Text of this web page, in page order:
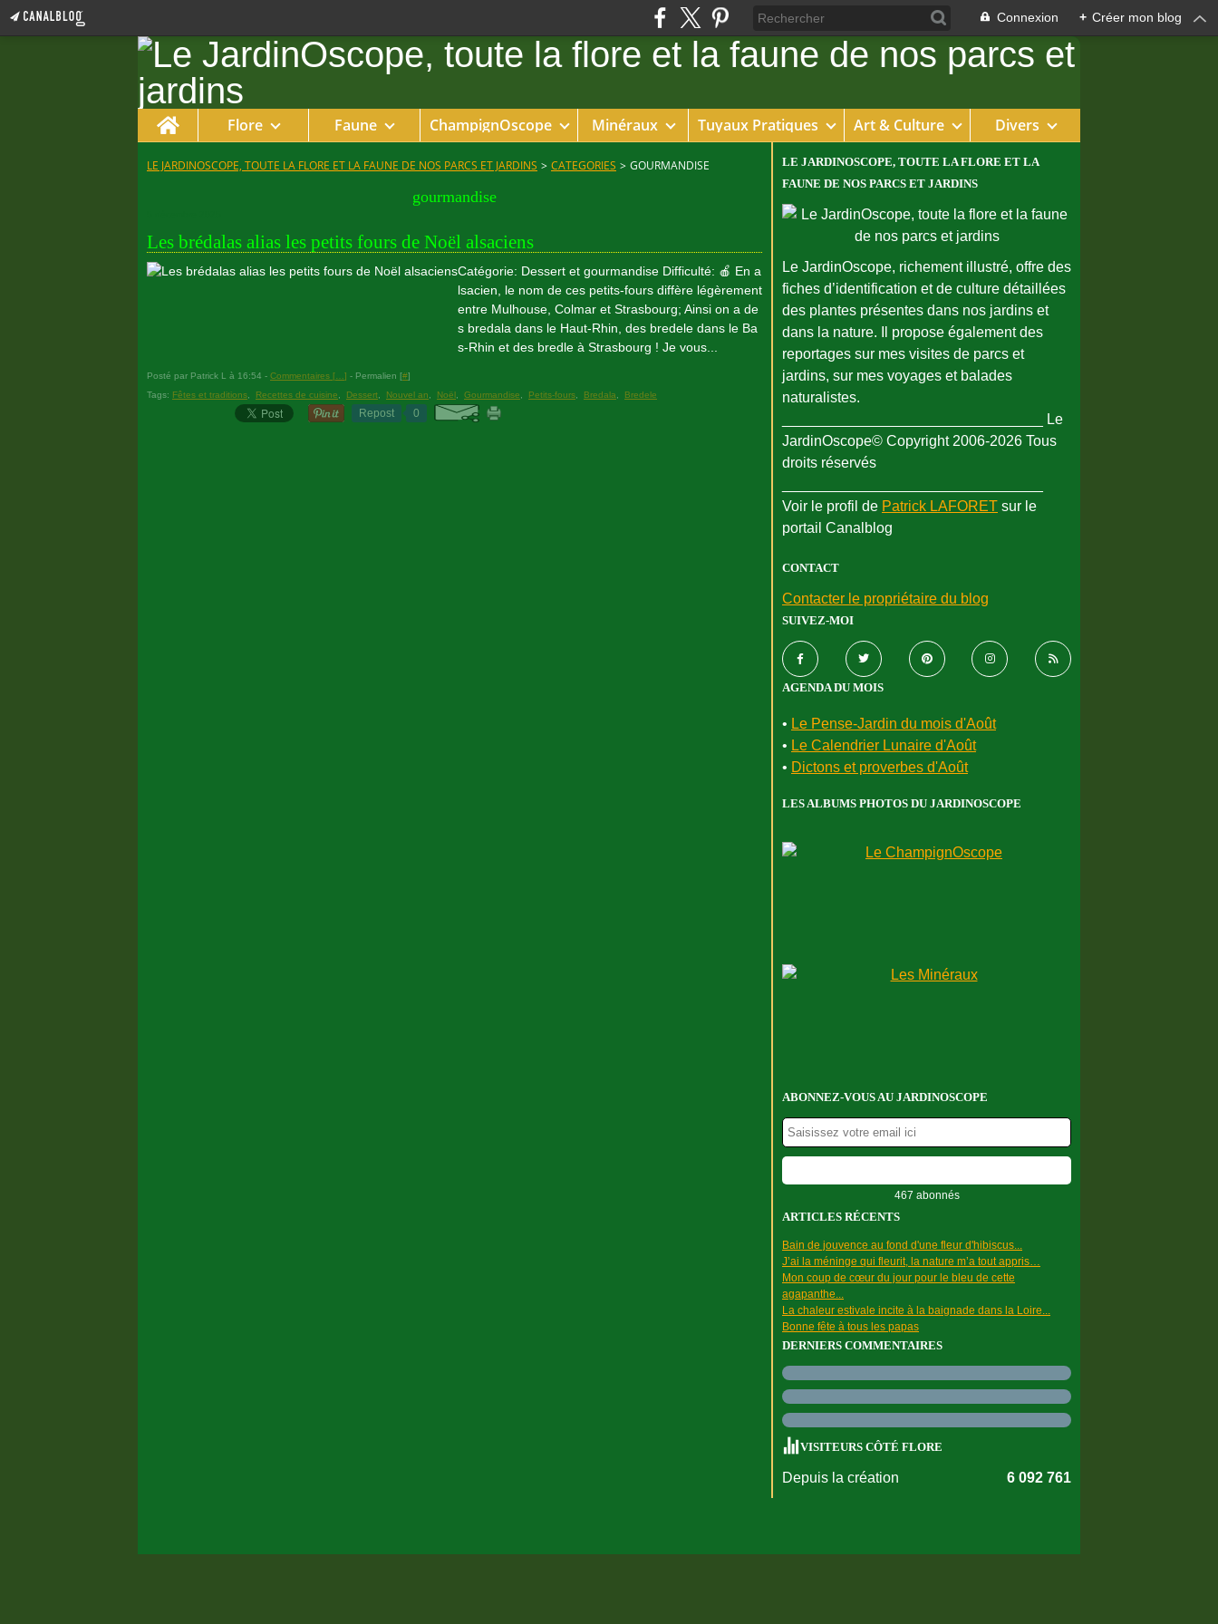
Connexion + Créer mon blog
Home Flore Faune ChampignOscope Minéraux Tuyaux Pratiques Art & Culture Divers
LE JARDINOSCOPE, TOUTE LA FLORE ET LA FAUNE DE NOS PARCS ET JARDINS > CATEGORIES > GOURMANDISE
gourmandise
Les brédalas alias les petits fours de Noël alsaciens
Catégorie: Dessert et gourmandise Difficulté: 🍎 En a
lsacien, le nom de ces petits-fours diffère légèrement
entre Mulhouse, Colmar et Strasbourg; Ainsi on a de
s bredala dans le Haut-Rhin, des bredele dans le Ba
s-Rhin et des bredle à Strasbourg ! Je vous...
Posté par Patrick L à 16:54 - Commentaires [ ] - Permalien [#]
Tags: Fêtes et traditions Recettes de cuisine Dessert Nouvel an Noël Gourmandise Petits-fours Bredala Bredele
Repost 0
LE JARDINOSCOPE, TOUTE LA FLORE ET LA
FAUNE DE NOS PARCS ET JARDINS
Le JardinOscope, richement illustré, offre des
fiches d’identification et de culture détaillées
des plantes présentes dans nos jardins et
dans la nature. Il propose également des
reportages sur mes visites de parcs et
jardins, sur mes voyages et balades
naturalistes.
________________________________ Le
JardinOscope© Copyright 2006-2026 Tous
droits réservés
Voir le profil de Patrick LAFORET sur le
portail Canalblog
CONTACT
Contacter le propriétaire du blog
SUIVEZ-MOI
AGENDA DU MOIS
• Le Pense-Jardin du mois d'Août
• Le Calendrier Lunaire d'Août
• Dictons et proverbes d'Août
LES ALBUMS PHOTOS DU JARDINOSCOPE
ABONNEZ-VOUS AU JARDINOSCOPE
467 abonnés
ARTICLES RÉCENTS
Bain de jouvence au fond d'une fleur d'hibiscus...
J’ai la méninge qui fleurit, la nature m’a tout appris…
Mon coup de cœur du jour pour le bleu de cette
agapanthe...
La chaleur estivale incite à la baignade dans la Loire...
Bonne fête à tous les papas
DERNIERS COMMENTAIRES
VISITEURS CÔTÉ FLORE
Depuis la création 6 092 761